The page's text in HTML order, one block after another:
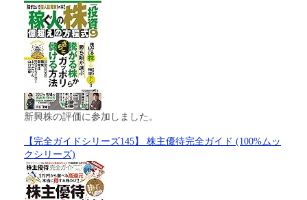
新興株の評価に参加しました。
【完全ガイドシリーズ145】 株主優待完全ガイド (100%ムッ
クシリーズ)